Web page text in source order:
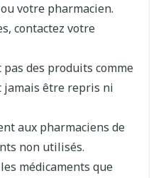
actifs
votre pharmacien.
contactez votre
des produits comme
jamais être repris ni
aux pharmaciens de
non utilisés.
médicaments que